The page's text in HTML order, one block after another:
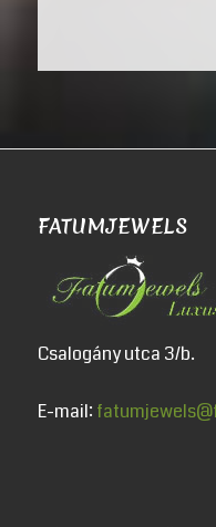
FATUMJEWELS
Csalogány utca 3/b.
E-mail: